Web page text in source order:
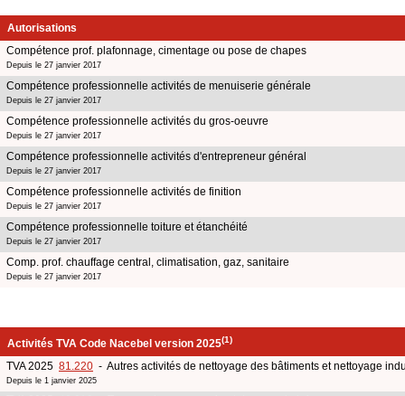
Autorisations
Compétence prof. plafonnage, cimentage ou pose de chapes
Depuis le 27 janvier 2017
Compétence professionnelle activités de menuiserie générale
Depuis le 27 janvier 2017
Compétence professionnelle activités du gros-oeuvre
Depuis le 27 janvier 2017
Compétence professionnelle activités d'entrepreneur général
Depuis le 27 janvier 2017
Compétence professionnelle activités de finition
Depuis le 27 janvier 2017
Compétence professionnelle toiture et étanchéité
Depuis le 27 janvier 2017
Comp. prof. chauffage central, climatisation, gaz, sanitaire
Depuis le 27 janvier 2017
Activités TVA Code Nacebel version 2025(1)
TVA 2025 81.220 - Autres activités de nettoyage des bâtiments et nettoyage
Depuis le 1 janvier 2025